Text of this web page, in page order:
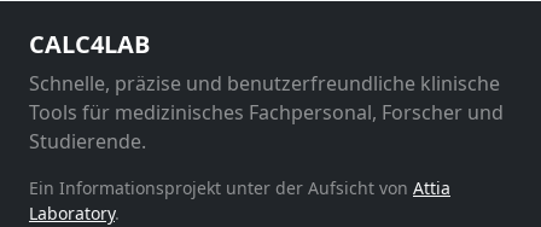
CALC4LAB
Schnelle, präzise und benutzerfreundliche klinische
Tools für medizinisches Fachpersonal, Forscher und
Studierende.
Ein Informationsprojekt unter der Aufsicht von Attia
Laboratory.